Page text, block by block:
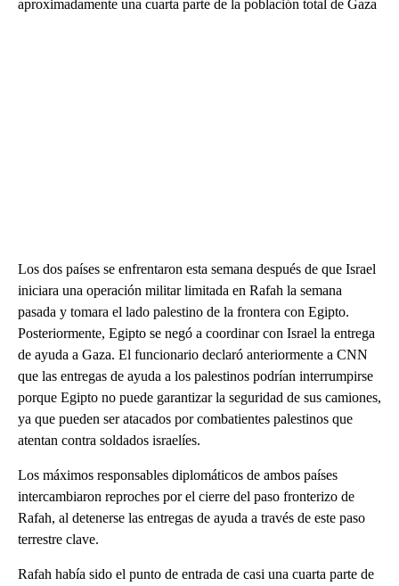
aproximadamente una cuarta parte de la población total de Gaza
Los dos países se enfrentaron esta semana después de que Israel
iniciara una operación militar limitada en Rafah la semana
pasada y tomara el lado palestino de la frontera con Egipto.
Posteriormente, Egipto se negó a coordinar con Israel la entrega
de ayuda a Gaza. El funcionario declaró anteriormente a CNN
que las entregas de ayuda a los palestinos podrían interrumpirse
porque Egipto no puede garantizar la seguridad de sus camiones,
ya que pueden ser atacados por combatientes palestinos que
atentan contra soldados israelíes.
Los máximos responsables diplomáticos de ambos países
intercambiaron reproches por el cierre del paso fronterizo de
Rafah, al detenerse las entregas de ayuda a través de este paso
terrestre clave.
Rafah había sido el punto de entrada de casi una cuarta parte de